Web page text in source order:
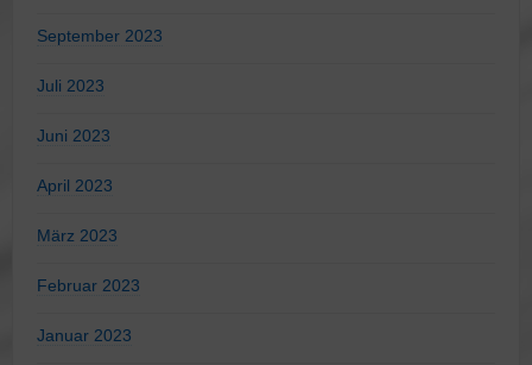
September 2023
Juli 2023
Juni 2023
April 2023
März 2023
Februar 2023
Januar 2023